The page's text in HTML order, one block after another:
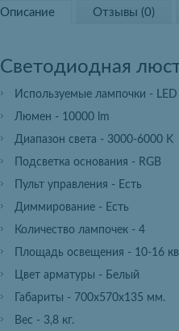
Описание Отзывы (0)
Светодиодная
Используемые лампочки -
Люмен - 10000 lm
Диапазон света - 3000-6000 K
Подсветка основания - RGB
Пульт управления - Есть
Диммирование - Есть
Количество лампочек - 4
Площадь освещения - 10-16
Цвет арматуры - Белый
Габариты - 700х570х135 мм.
Вес - 3,8 кг.